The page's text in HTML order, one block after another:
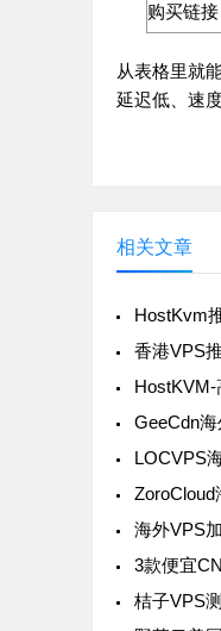
购买链接
从表格里就
延迟低、速
相关文章
HostKvm
香港VPS
LOCVPS
海外VPS
3款便宜
桔子VPS